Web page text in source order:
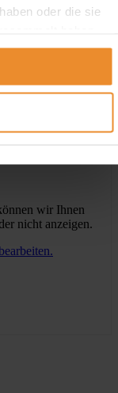
oder die sie
Klicken Sie
senden Ihnen
wir Ihnen
nicht anzeigen.